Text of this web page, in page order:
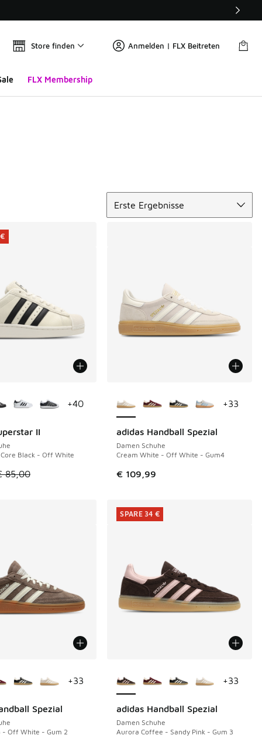
Store finden Anmelden | FLX Beitreten
FLX Membership
Erste Ergebnisse
auf € 70,00 gefallen
II
Black - Off White
ist im Sale. Der Preis ist von € 85,00 auf € 55,00
85,00
+40
adidas Handball Spezial
Damen Schuhe
Cream White - Off White - Gum4
€ 109,99
+33
Spezial
- Off White - Gum 2
+33
adidas Handball Spezial
Damen Schuhe
Aurora Coffee - Sandy Pink - Gum 3
SPARE 34 €
+33
SPARE 34 €